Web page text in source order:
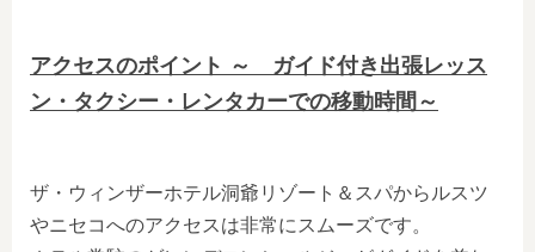
アクセスのポイント ～ ガイド付き出張レッス
ン・タクシー・レンタカーでの移動時間～
ザ・ウィンザーホテル洞爺リゾート＆スパからルスツ
やニセコへのアクセスは非常にスムーズです。